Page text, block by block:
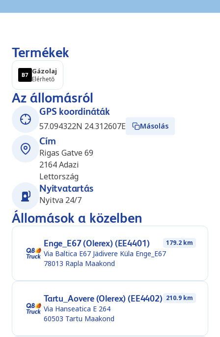
Termékek
Gázolaj
Elérhető
Az állomásról
GPS koordináták
57.094322N 24.312607E
Másolás
Cím
Rigas Gatve 69
2164Adazi
Lettország
Nyitvatartás
Nyitva 24/7
Állomások a közelben
Enge_E67 (Olerex) (EE4401) 179.2 km
Via Baltica E67 Jädivere Küla Enge_E67
78013 Rapla Maakond
Tartu_Aovere (Olerex) (EE4402) 210.9 km
Via Hanseatica E 264
60503 Tartu Maakond